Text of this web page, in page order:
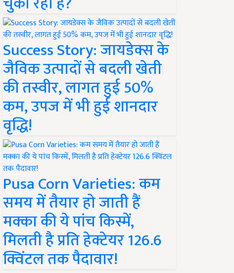
Success Story: जायडेक्स के
जैविक उत्पादों से बदली खेती
की तस्वीर, लागत हुई 50%
कम, उपज में भी हुई शानदार
वृद्धि!
Pusa Corn Varieties: कम
समय में तैयार हो जाती हैं
मक्का की ये पांच किस्में,
मिलती है प्रति हेक्टेयर 126.6
क्विंटल तक पैदावार!